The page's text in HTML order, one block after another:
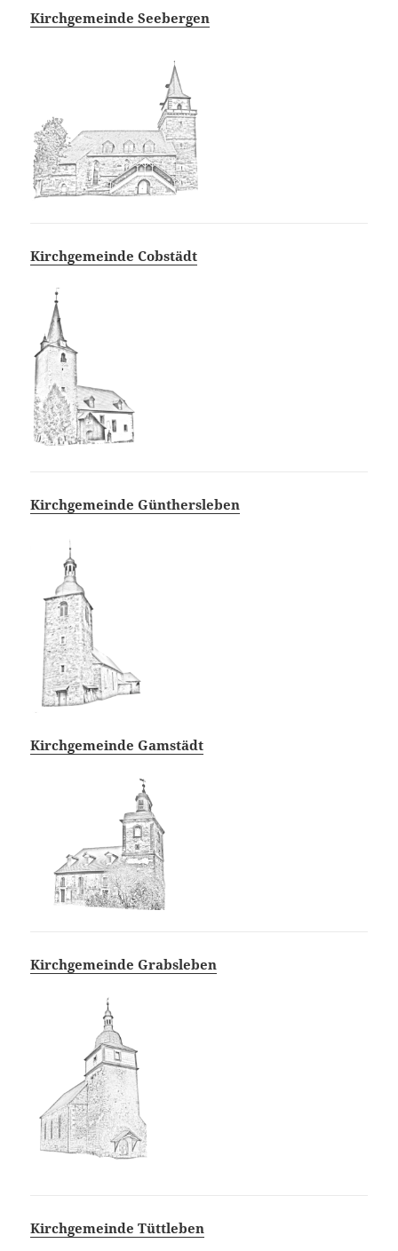
Kirchgemeinde Seebergen
Kirchgemeinde Cobstädt
Kirchgemeinde Günthersleben
Kirchgemeinde Gamstädt
Kirchgemeinde Grabsleben
Kirchgemeinde Tüttleben